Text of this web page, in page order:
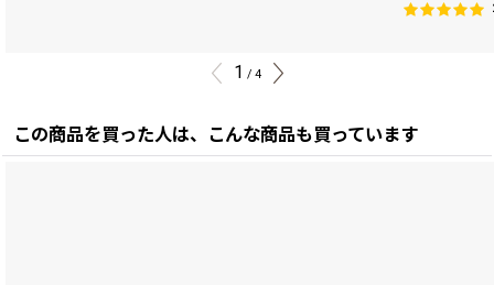
1 / 4
この商品を買った人は、こんな商品も買っています